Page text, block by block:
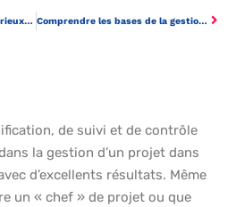
7 projets IoT extrêmement curieux et créatifs pour la maison intelligente Comprendre les bases de la gestion de projet Agile
de suivi et de contrôle
la gestion d’un projet dans
d’excellents résultats. Même
un « chef » de projet ou que